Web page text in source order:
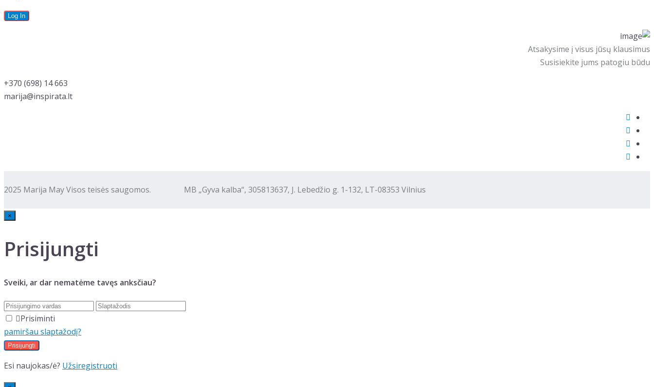
Atsakysime į visus jūsų klausimus
Susisiekite jums patogiu būdu
‭+370 (698) 14 663
marija@inspirata.lt
2025 Marija May Visos teisės saugomos. MB „Gyva kalba“, 305813637, J. Lebedžio g. 1-132, LT-08353 Vilnius
×
Prisijungti
Sveiki, ar dar nematėme tavęs anksčiau?
Prisiminti
pamiršau slaptažodį?
Esi naujokas/ė? Užsiregistruoti